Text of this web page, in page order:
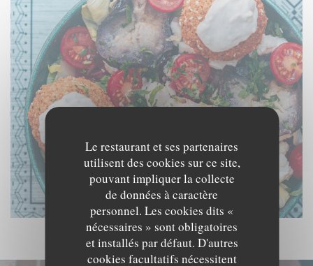
Le restaurant et ses partenaires
utilisent des cookies sur ce site,
pouvant impliquer la collecte
de données à caractère
personnel. Les cookies dits «
nécessaires » sont obligatoires
et installés par défaut. D'autres
cookies facultatifs nécessitent